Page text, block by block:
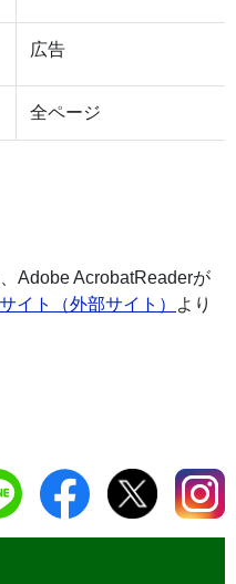
広告
全ページ
Adobe AcrobatReaderが
イト（外部サイト）
より